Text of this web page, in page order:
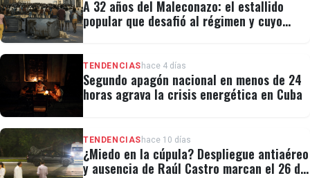
A 32 años del Maleconazo: el estallido
popular que desafió al régimen y cuyo
TENDENCIAS hace 4 días
Segundo apagón nacional en menos de 24
horas agrava la crisis energética en Cuba
TENDENCIAS hace 10 días
¿Miedo en la cúpula? Despliegue antiaéreo
y ausencia de Raúl Castro marcan el 26 de